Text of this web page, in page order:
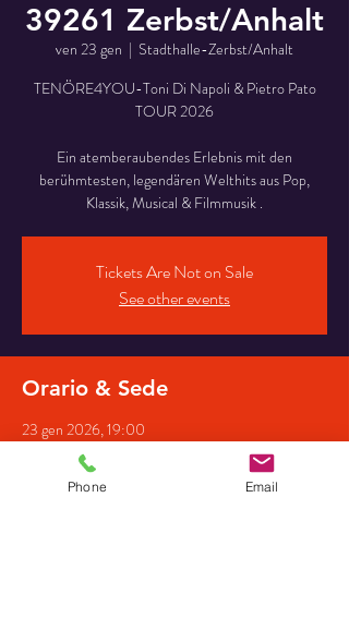
39261 Zerbst/Anhalt
ven 23 gen
  |
Stadthalle-Zerbst/Anhalt
TENÖRE4YOU-Toni Di Napoli & Pietro Pato
TOUR 2026
Ein atemberaubendes Erlebnis mit den
berühmtesten, legendären Welthits aus Pop,
Klassik, Musical & Filmmusik .
Tickets Are Not on Sale
See other events
Orario & Sede
23 gen 2026, 19:00
Stadthalle-Zerbst/Anhalt, Gartenstraße 21,
39261 Zerbst/Anhalt, Deutschland
Phone Email